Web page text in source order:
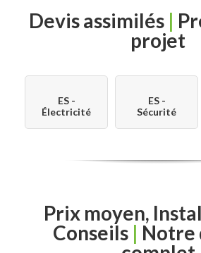
Devis assimilés |
projet
ES -
Électricité
ES -
Sécurité
Prix moyen,
Conseils | Notre